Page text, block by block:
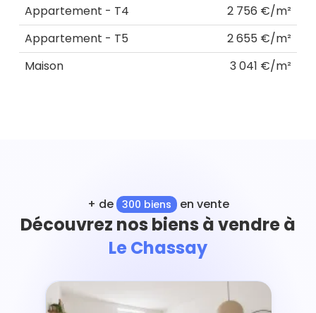
Appartement - T4
2 756 €/m²
Appartement - T5
2 655 €/m²
Maison
3 041 €/m²
+ de 300 biens en vente
Découvrez nos biens à vendre à
Le Chassay